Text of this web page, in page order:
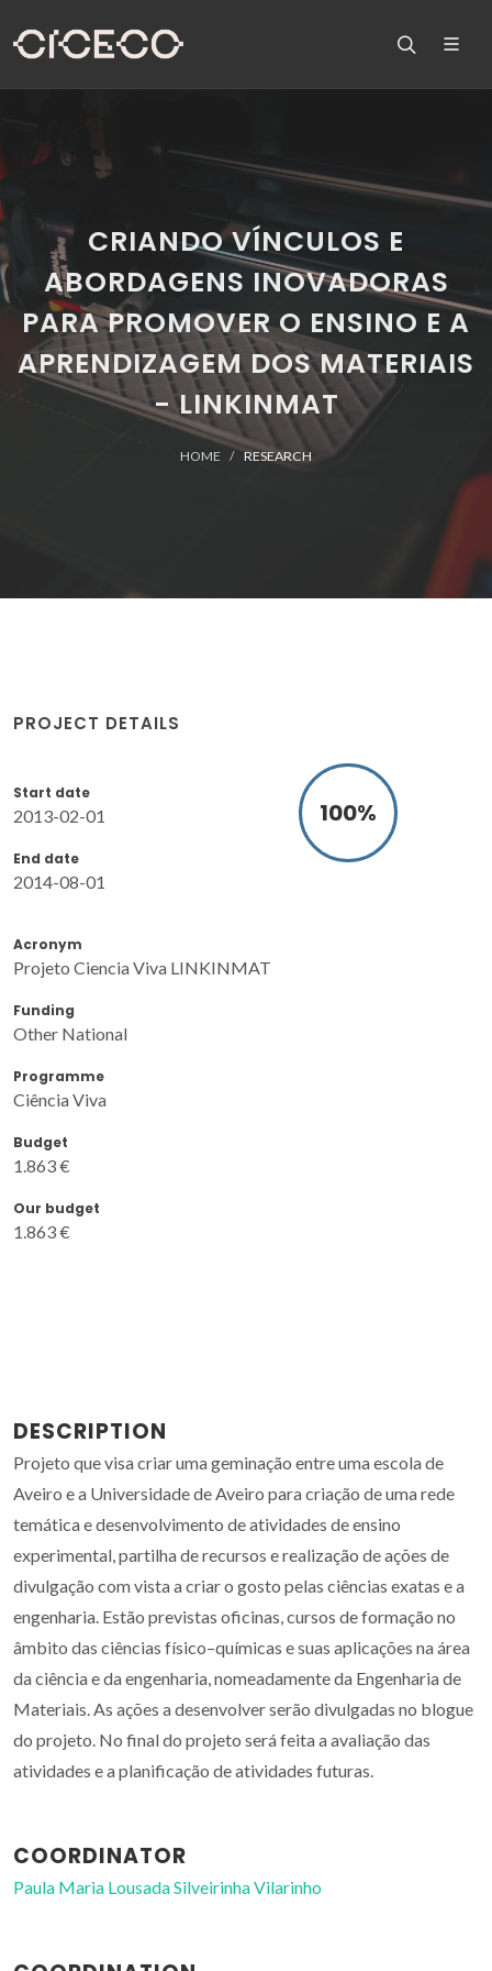
CRIANDO VÍNCULOS E
ABORDAGENS INOVADORAS
PARA PROMOVER O ENSINO E A
APRENDIZAGEM DOS MATERIAIS
- LINKINMAT
HOME RESEARCH
PROJECT DETAILS
Start date
2013-02-01
End date
2014-08-01
100%
Acronym
Projeto Ciencia Viva LINKINMAT
Funding
Other National
Programme
Ciência Viva
Budget
1.863 €
Our budget
1.863 €
DESCRIPTION
Projeto que visa criar uma geminação entre uma escola de
Aveiro e a Universidade de Aveiro para criação de uma rede
temática e desenvolvimento de atividades de ensino
experimental, partilha de recursos e realização de ações de
divulgação com vista a criar o gosto pelas ciências exatas e a
engenharia. Estão previstas oficinas, cursos de formação no
âmbito das ciências físico–químicas e suas aplicações na área
da ciência e da engenharia, nomeadamente da Engenharia de
Materiais. As ações a desenvolver serão divulgadas no blogue
do projeto. No final do projeto será feita a avaliação das
atividades e a planificação de atividades futuras.
COORDINATOR
Paula Maria Lousada Silveirinha Vilarinho